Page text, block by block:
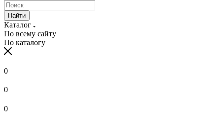
Найти
Каталог
По всему сайту
По каталогу
0
0
0